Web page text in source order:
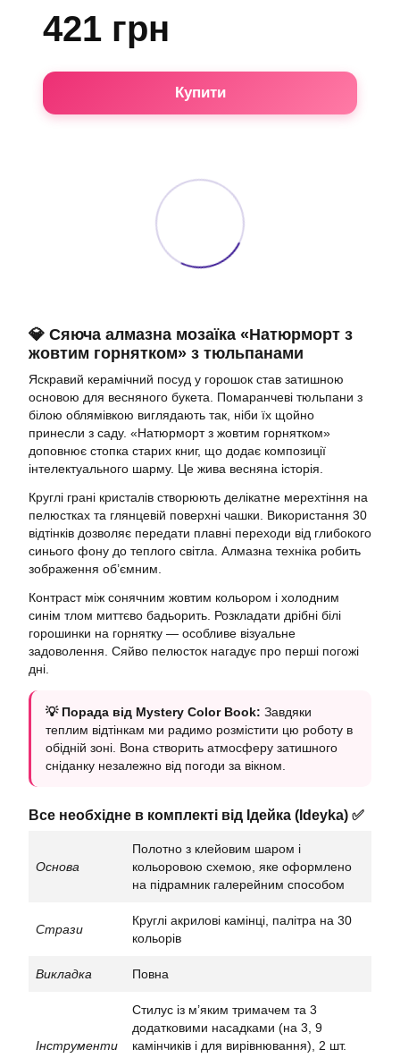
421 грн
Купити
💎 Сяюча алмазна мозаїка «Натюрморт з
жовтим горнятком» з тюльпанами
Яскравий керамічний посуд у горошок став затишною
основою для весняного букета. Помаранчеві тюльпани з
білою облямівкою виглядають так, ніби їх щойно
принесли з саду. «Натюрморт з жовтим горнятком»
доповнює стопка старих книг, що додає композиції
інтелектуального шарму. Це жива весняна історія.
Круглі грані кристалів створюють делікатне мерехтіння на
пелюстках та глянцевій поверхні чашки. Використання 30
відтінків дозволяє передати плавні переходи від глибокого
синього фону до теплого світла. Алмазна техніка робить
зображення об’ємним.
Контраст між сонячним жовтим кольором і холодним
синім тлом миттєво бадьорить. Розкладати дрібні білі
горошинки на горнятку — особливе візуальне
задоволення. Сяйво пелюсток нагадує про перші погожі
дні.
💡 Порада від Mystery Color Book: Завдяки
теплим відтінкам ми радимо розмістити цю роботу в
обідній зоні. Вона створить атмосферу затишного
сніданку незалежно від погоди за вікном.
Все необхідне в комплекті від Ідейка (Ideyka) ✅
Основа
Полотно з клейовим шаром і
кольоровою схемою, яке оформлено
на підрамник галерейним способом
Стрази
Круглі акрилові камінці, палітра на 30
кольорів
Викладка Повна
Інструменти
Стилус із м’яким тримачем та 3
додатковими насадками (на 3, 9
камінчиків і для вирівнювання), 2 шт.